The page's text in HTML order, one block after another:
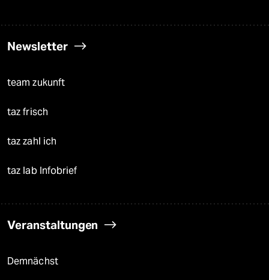
Newsletter
team zukunft
taz frisch
taz zahl ich
taz lab Infobrief
Veranstaltungen
Demnächst